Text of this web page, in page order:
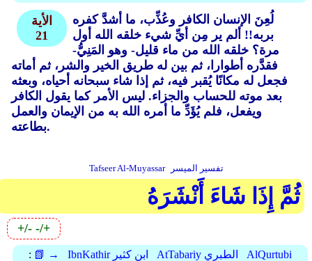
الأية
21
لُعِنَ الإنسان الكافر وعُذِّب، ما أشدَّ كفره
بربه!! ألم ير مِن أيِّ شيء خلقه الله أول
مرة؟ خلقه الله من ماء قليل- وهو المَنِيُّ-
فقدَّره أطوارا، ثم بين له طريق الخير والشر، ثم أماته
فجعل له مكانًا يُقبر فيه، ثم إذا شاء سبحانه أحياه، وبعثه
بعد موته للحساب والجزاء. ليس الأمر كما يقول الكافر
ويفعل، فلم يُؤَدِّ ما أمره الله به من الإيمان والعمل
بطاعته.
Tafseer Al-Muyassar تفسير الميسر
ثُمَّ إِذَا شَاءَ أَنْشَرَهُ
+/- -/+
: 📗 → IbnKathir ابن كثير AtTabariy الطبري
AlQurtubi